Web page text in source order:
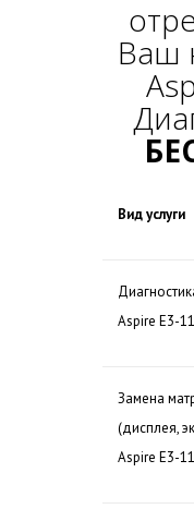
Ваш
Вид услуги
Aspire E3-
Замена
(дисплея,
Aspire E3-